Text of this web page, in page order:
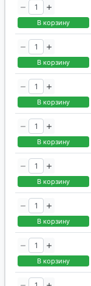
В корзину
В корзину
В корзину
В корзину
В корзину
В корзину
В корзину